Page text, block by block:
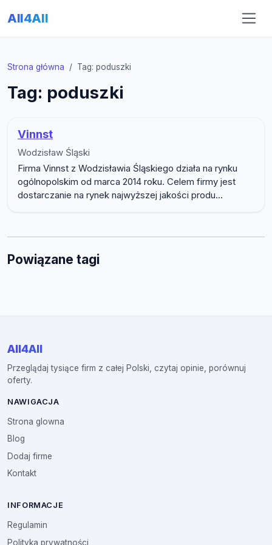
All4All
Strona główna Tag: poduszki
Tag: poduszki
Vinnst
Wodzisław Śląski
Firma Vinnst z Wodzisławia Śląskiego działa na rynku
ogólnopolskim od marca 2014 roku. Celem firmy jest
dostarczanie na rynek najwyższej jakości produ...
Powiązane tagi
All4All
Przeglądaj tysiące firm z całej Polski, czytaj opinie, porównuj
oferty.
NAWIGACJA
Strona glowna
Blog
Dodaj firme
Kontakt
INFORMACJE
Regulamin
Polityka prywatności